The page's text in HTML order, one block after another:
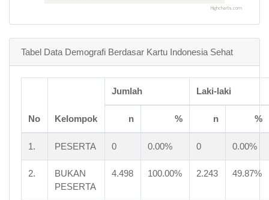
Highcharts.com
Tabel Data Demografi Berdasar Kartu Indonesia Sehat
No Kelompok
Jumlah Laki-laki
n % n %
1. PESERTA 0 0.00% 0 0.00%
2.
BUKAN
PESERTA
4.498 100.00% 2.243 49.87%